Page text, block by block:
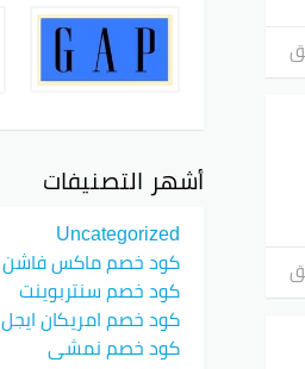
أشهر التصنيفات
Uncategorized
كود خصم ماكس فاشن
كود خصم سنتربوينت
كود خصم امريكان ايجل
كود خصم نمشي